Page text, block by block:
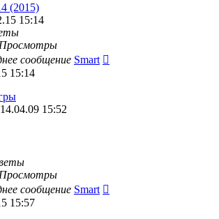
(2015)
15:14
Просмотры
сообщение Smart
15:14
15:52
Просмотры
сообщение Smart
15:57